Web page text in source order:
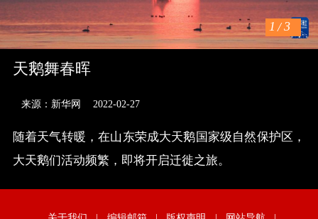
1 /3
天鹅舞春晖
来源：新华网 2022-02-27
随着天气转暖，在山东荣成大天鹅国家级自然保护区，
大天鹅们活动频繁，即将开启迁徙之旅。